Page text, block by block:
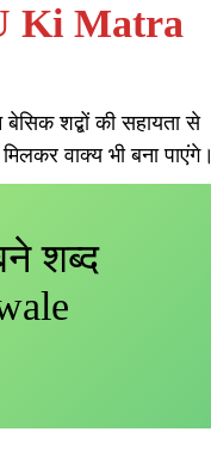
Ki Matra
शद्बों की सहायता से
वाक्य भी बना पाएंगे।
शब्द